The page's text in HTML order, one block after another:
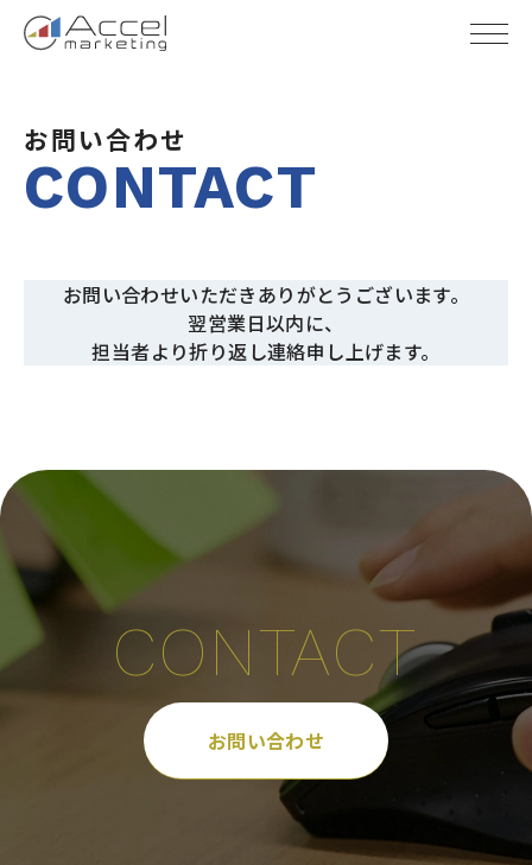
HOME/送信完了
お問い合わせ
CONTACT
お問い合わせいただきありがとうございます。
翌営業日以内に、
担当者より折り返し連絡申し上げます。
CONTACT
お問い合わせ